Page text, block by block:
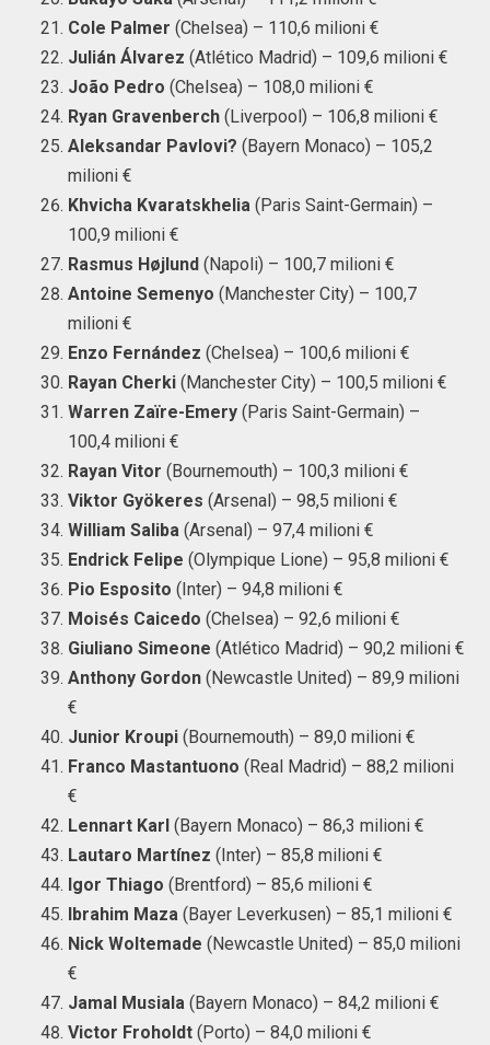
Cole Palmer (Chelsea) – 110,6 milioni €
Julián Álvarez (Atlético Madrid) – 109,6 milioni €
João Pedro (Chelsea) – 108,0 milioni €
Ryan Gravenberch (Liverpool) – 106,8 milioni €
Aleksandar Pavlovi? (Bayern Monaco) – 105,2
milioni €
Khvicha Kvaratskhelia (Paris Saint-Germain) –
100,9 milioni €
Rasmus Højlund (Napoli) – 100,7 milioni €
Antoine Semenyo (Manchester City) – 100,7
milioni €
Enzo Fernández (Chelsea) – 100,6 milioni €
Rayan Cherki (Manchester City) – 100,5 milioni €
Warren Zaïre-Emery (Paris Saint-Germain) –
100,4 milioni €
Rayan Vitor (Bournemouth) – 100,3 milioni €
Viktor Gyökeres (Arsenal) – 98,5 milioni €
William Saliba (Arsenal) – 97,4 milioni €
Endrick Felipe (Olympique Lione) – 95,8 milioni €
Pio Esposito (Inter) – 94,8 milioni €
Moisés Caicedo (Chelsea) – 92,6 milioni €
Giuliano Simeone (Atlético Madrid) – 90,2 milioni €
Anthony Gordon (Newcastle United) – 89,9 milioni
€
Junior Kroupi (Bournemouth) – 89,0 milioni €
Franco Mastantuono (Real Madrid) – 88,2 milioni
€
Lennart Karl (Bayern Monaco) – 86,3 milioni €
Lautaro Martínez (Inter) – 85,8 milioni €
Igor Thiago (Brentford) – 85,6 milioni €
Ibrahim Maza (Bayer Leverkusen) – 85,1 milioni €
Nick Woltemade (Newcastle United) – 85,0 milioni
€
Jamal Musiala (Bayern Monaco) – 84,2 milioni €
Victor Froholdt (Porto) – 84,0 milioni €